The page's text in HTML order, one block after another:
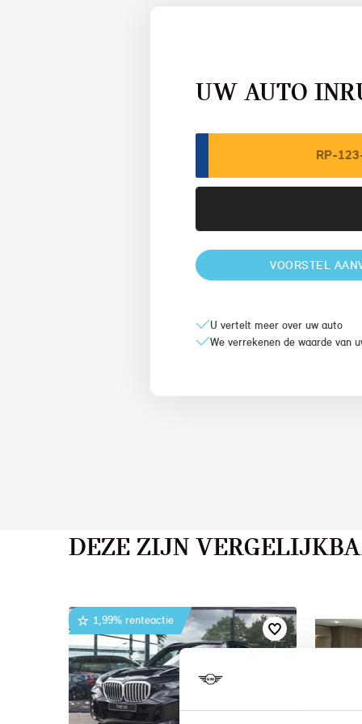
UW AUTO
VOORSTEL
U vertelt meer over uw auto
We verrekenen de waarde van
DEZE ZIJN
1,99% renteactie